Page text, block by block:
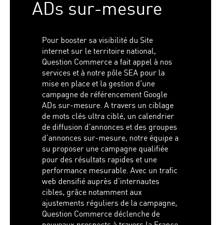
ADs sur-mesure
Pour booster sa visibilité du Site
internet sur le territoire national,
Question Commerce a fait appel à nos
services et à notre pôle SEA pour la
mise en place et la gestion d’une
campagne de référencement Google
ADs sur-mesure. A travers un ciblage
de mots clés ultra ciblé, un calendrier
de diffusion d’annonces et des groupes
d’annonces sur-mesure, notre équipe a
su proposer une campagne qualifiée
pour des résultats rapides et une
performance mesurable. Avec un trafic
web densifié auprès d’internautes
cibles, grâce notamment aux
ajustements réguliers de la campagne,
Question Commerce déclenche de